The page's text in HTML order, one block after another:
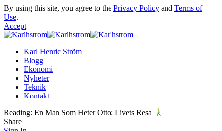
By using this site, you agree to the Privacy Policy and Terms of
Use.
Accept
Karl Henric Ström
Blogg
Ekonomi
Nyheter
Teknik
Kontakt
Reading: En Man Som Heter Otto: Livets Resa
Share